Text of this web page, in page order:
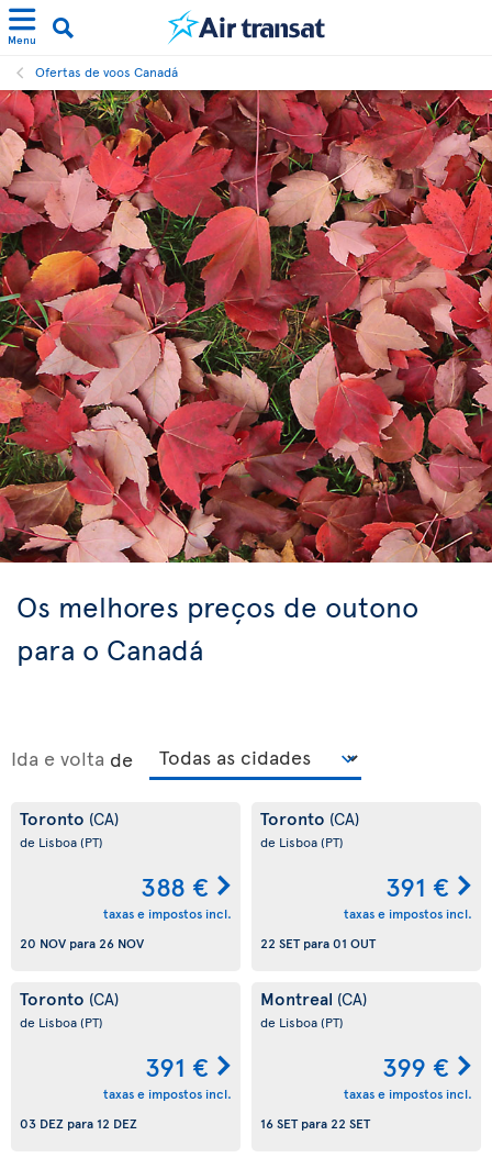
Menu
Ofertas de voos Canadá
Os melhores preços de outono
para o Canadá
Ida e volta de
Toronto (CA)
de Lisboa(PT)
388 €
taxas e impostos incl.
20 NOV para26 NOV
Toronto (CA)
de Lisboa(PT)
391 €
taxas e impostos incl.
22 SETpara01 OUT
Toronto (CA)
de Lisboa(PT)
391 €
taxas e impostos incl.
03 DEZ para 12 DEZ
Montreal (CA)
de Lisboa(PT)
399 €
taxas e impostos incl.
16 SETpara22 SET